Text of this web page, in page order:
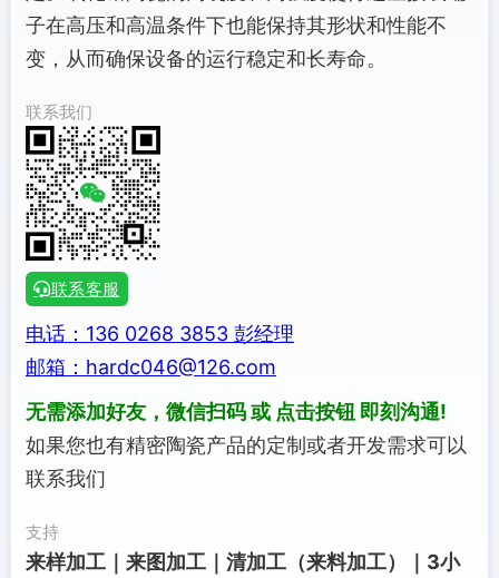
子在高压和高温条件下也能保持其形状和性能不
变，从而确保设备的运行稳定和长寿命。
联系我们
联系客服
电话：136 0268 3853 彭经理
邮箱：hardc046@126.com
无需添加好友，微信扫码 或 点击按钮 即刻沟通!
如果您也有精密陶瓷产品的定制或者开发需求可以
联系我们
支持
来样加工｜来图加工｜清加工（来料加工）｜3小